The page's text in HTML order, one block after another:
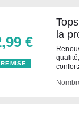
€
REMISE
la